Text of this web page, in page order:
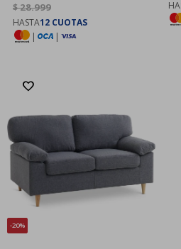
$28.999
HASTA12 CUOTAS
|
|
20